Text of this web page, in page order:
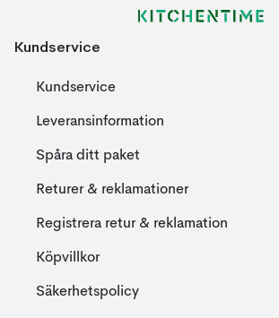
Kundservice
Kundservice
Leveransinformation
Spåra ditt paket
Returer & reklamationer
Registrera retur & reklamation
Köpvillkor
Säkerhetspolicy